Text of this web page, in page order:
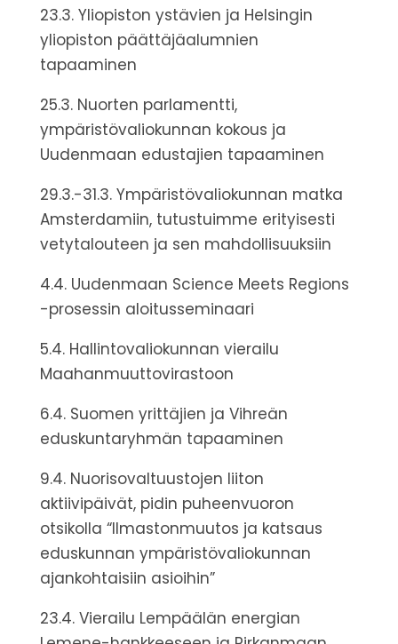
23.3. Yliopiston ystävien ja Helsingin
yliopiston päättäjäalumnien
tapaaminen
25.3. Nuorten parlamentti,
ympäristövaliokunnan kokous ja
Uudenmaan edustajien tapaaminen
29.3.-31.3. Ympäristövaliokunnan matka
Amsterdamiin, tutustuimme erityisesti
vetytalouteen ja sen mahdollisuuksiin
4.4. Uudenmaan Science Meets Regions
-prosessin aloitusseminaari
5.4. Hallintovaliokunnan vierailu
Maahanmuuttovirastoon
6.4. Suomen yrittäjien ja Vihreän
eduskuntaryhmän tapaaminen
9.4. Nuorisovaltuustojen liiton
aktiivipäivät, pidin puheenvuoron
otsikolla “Ilmastonmuutos ja katsaus
eduskunnan ympäristövaliokunnan
ajankohtaisiin asioihin”
23.4. Vierailu Lempäälän energian